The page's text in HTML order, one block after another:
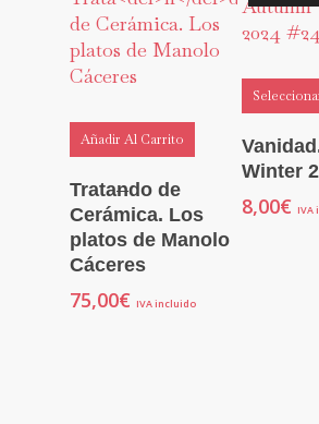
Añadir Al Carrito
Tratando de
Cerámica. Los
platos de Manolo
Cáceres
75,00€ IVA incluido
Winter
8,00€ IVA